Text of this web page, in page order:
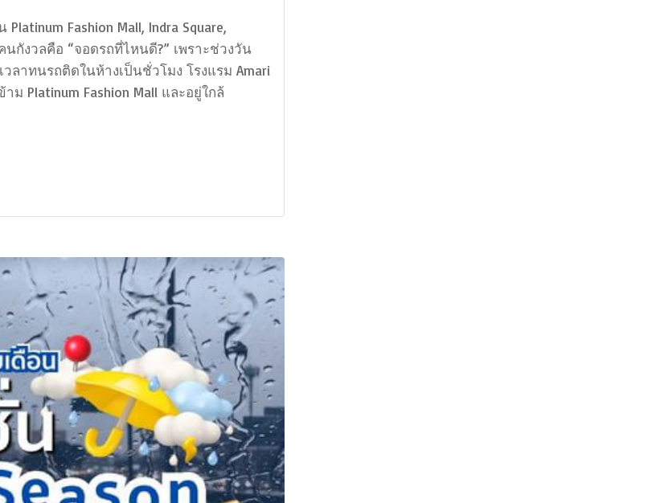
Fashion Mall, Indra Square,
นกังวลคือ “จอดรถที่ไหนดี?” เพราะช่วงวัน
ลาทนรถติดในห้างเป็นชั่วโมง โรงแรม Amari
Platinum Fashion Mall และอยู่ใกล้